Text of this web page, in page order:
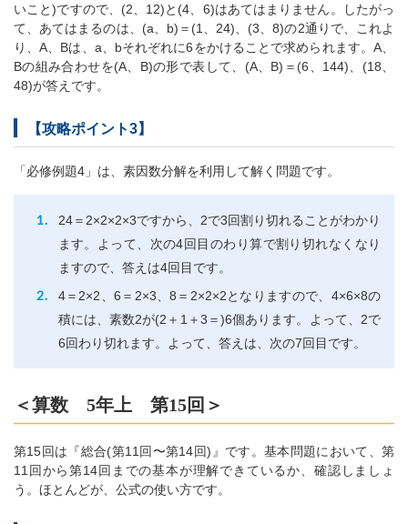
いこと)ですので、(2、12)と(4、6)はあてはまりません。したがっ
て、あてはまるのは、(a、b)＝(1、24)、(3、8)の2通りで、これよ
り、A、Bは、a、bそれぞれに6をかけることで求められます。A、
Bの組み合わせを(A、B)の形で表して、(A、B)＝(6、144)、(18、
48)が答えです。
【攻略ポイント3】
「必修例題4」は、素因数分解を利用して解く問題です。
24＝2×2×2×3ですから、2で3回割り切れることがわかり
ます。よって、次の4回目のわり算で割り切れなくなり
ますので、答えは4回目です。
4＝2×2、6＝2×3、8＝2×2×2となりますので、4×6×8の
積には、素数2が(2＋1＋3＝)6個あります。よって、2で
6回わり切れます。よって、答えは、次の7回目です。
＜算数 5年上 第15回＞
第15回は『総合(第11回〜第14回)』です。基本問題において、第
11回から第14回までの基本が理解できているか、確認しましょ
う。ほとんどが、公式の使い方です。